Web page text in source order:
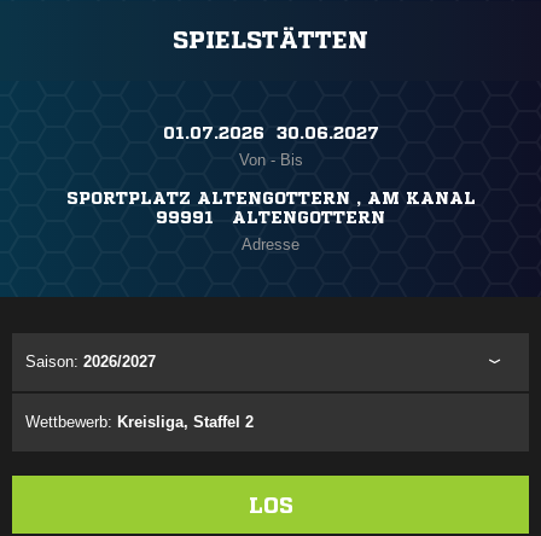
SPIELSTÄTTEN
01.07.2026 ​ 30.06.2027
Von - Bis
SPORTPLATZ ALTENGOTTERN , AM KANAL
99991 ALTENGOTTERN
Adresse
Saison: 2026/2027
Wettbewerb: Kreisliga, Staffel 2
LOS